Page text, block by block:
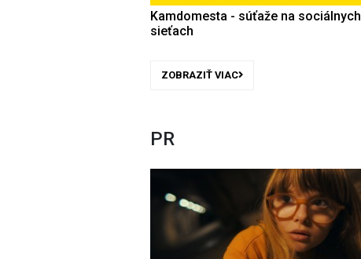
Kamdomesta - súťaže na sociálnych
sieťach
ZOBRAZIŤ VIAC
PR